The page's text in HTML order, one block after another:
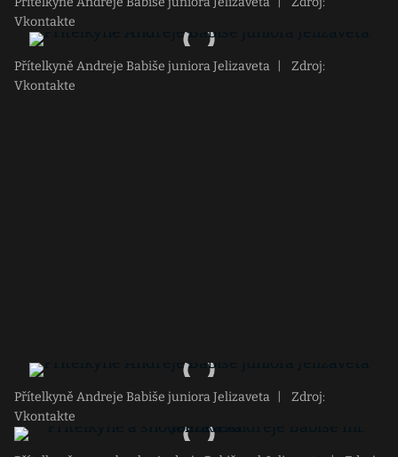
Vkontakte
Přítelkyně Andreje Babiše juniora Jelizaveta
Zdroj:
Vkontakte
Přítelkyně Andreje Babiše juniora Jelizaveta
Zdroj:
Vkontakte